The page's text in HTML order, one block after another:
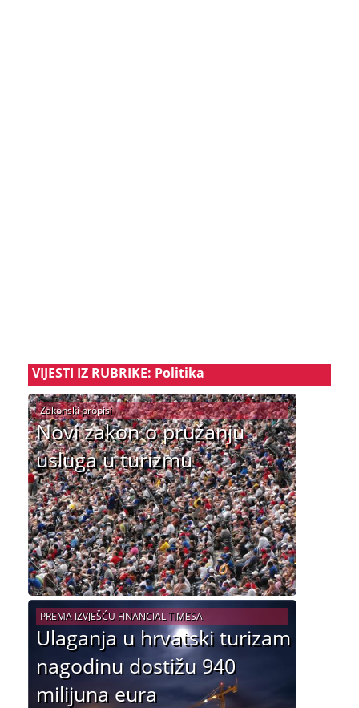
VIJESTI IZ RUBRIKE: Politika
Novi zakon o pružanju
usluga u turizmu
Zakonski propisi
Ulaganja u hrvatski turizam
nagodinu dostižu 940
milijuna eura
PREMA IZVJEŠĆU FINANCIAL TIMESA